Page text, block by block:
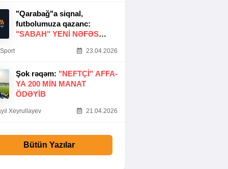
"Qarabağ"a siqnal,
futbolumuza qazanc:
"SABAH" YENI NƏFƏS
23.04.2026
Şok rəqəm: "NEFTÇI" AFFA-
YA 200 MIN MANAT
ÖDƏYIB
Xeyrullayev 21.04.2026
Bütün Yazılar